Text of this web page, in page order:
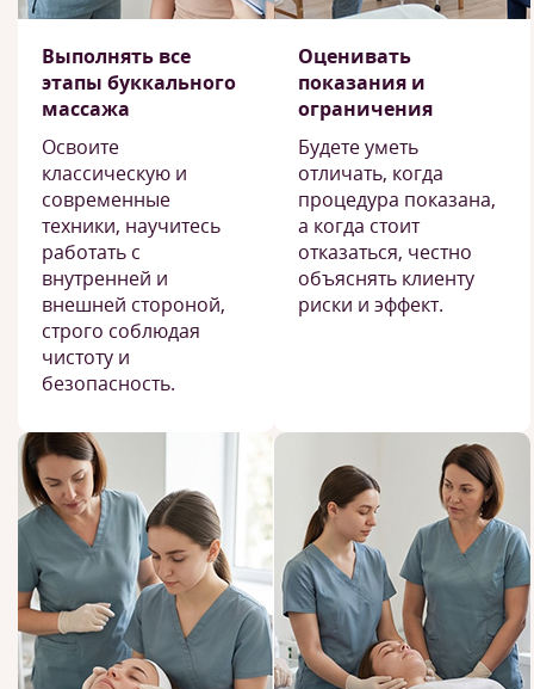
Выполнять все
этапы буккального
массажа
Освоите
классическую и
современные
техники, научитесь
работать с
внутренней и
внешней стороной,
строго соблюдая
чистоту и
безопасность.
Оценивать
показания и
ограничения
Будете уметь
отличать, когда
процедура показана,
а когда стоит
отказаться, честно
объяснять клиенту
риски и эффект.